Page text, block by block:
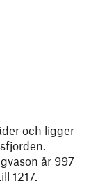
och ligger
år 997
1217.